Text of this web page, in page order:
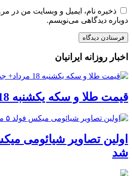
ذخیره نام، ایمیل و وبسایت من در
دوباره دیدگاهی می‌نویسم.
اخبار روزانه ایرانیان
قیمت طلا و سکه یکشنبه 18 مرداد+ جدول
شد